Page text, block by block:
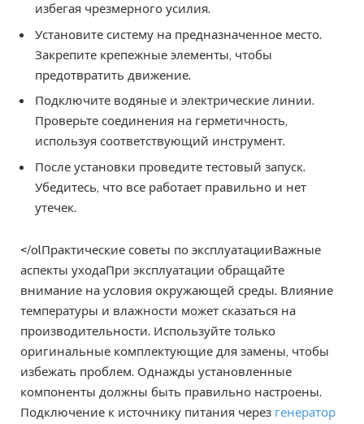
избегая чрезмерного усилия.
Установите систему на предназначенное место.
Закрепите крепежные элементы, чтобы
предотвратить движение.
Подключите водяные и электрические линии.
Проверьте соединения на герметичность,
используя соответствующий инструмент.
После установки проведите тестовый запуск.
Убедитесь, что все работает правильно и нет
утечек.
</olПрактические советы по эксплуатацииВажные
аспекты уходаПри эксплуатации обращайте
внимание на условия окружающей среды. Влияние
температуры и влажности может сказаться на
производительности. Используйте только
оригинальные комплектующие для замены, чтобы
избежать проблем. Однажды установленные
компоненты должны быть правильно настроены.
Подключение к источнику питания через генератор